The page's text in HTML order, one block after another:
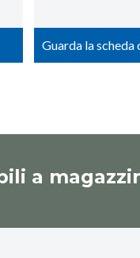
Guarda la scheda
a